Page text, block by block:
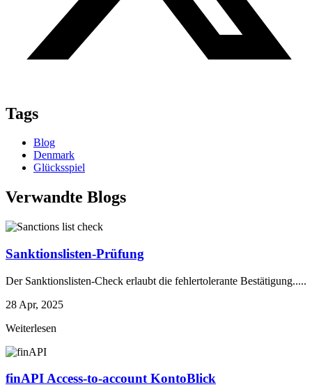
Tags
Blog
Denmark
Glücksspiel
Verwandte Blogs
Sanktionslisten-Prüfung
Der Sanktionslisten-Check erlaubt die fehlertolerante Bestätigung.....
28 Apr, 2025
Weiterlesen
finAPI Access-to-account KontoBlick